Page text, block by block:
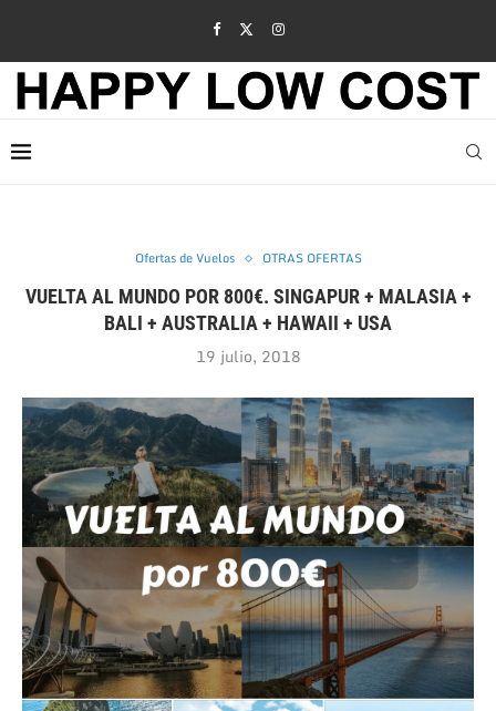
Ofertas de Vuelos OTRAS OFERTAS
VUELTA AL MUNDO POR 800€. SINGAPUR + MALASIA +
BALI + AUSTRALIA + HAWAII + USA
19 julio, 2018